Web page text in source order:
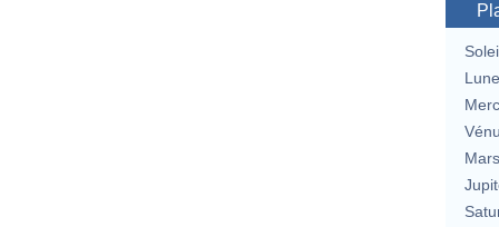
Lune
Mars